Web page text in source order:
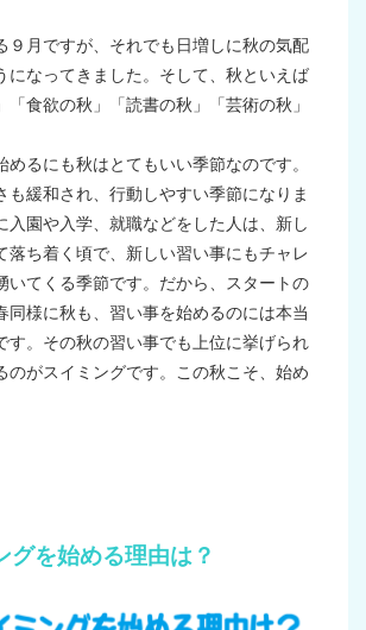
月ですが、それでも日増しに秋の気配
になってきました。そして、秋といえば
「食欲の秋」「読書の秋」「芸術の秋」
るにも秋はとてもいい季節なのです。
も緩和され、行動しやすい季節になりま
入園や入学、就職などをした人は、新し
落ち着く頃で、新しい習い事にもチャレ
いてくる季節です。だから、スタートの
同様に秋も、習い事を始めるのには本当
す。その秋の習い事でも上位に挙げられ
のがスイミングです。この秋こそ、始め
グを始める理由は？